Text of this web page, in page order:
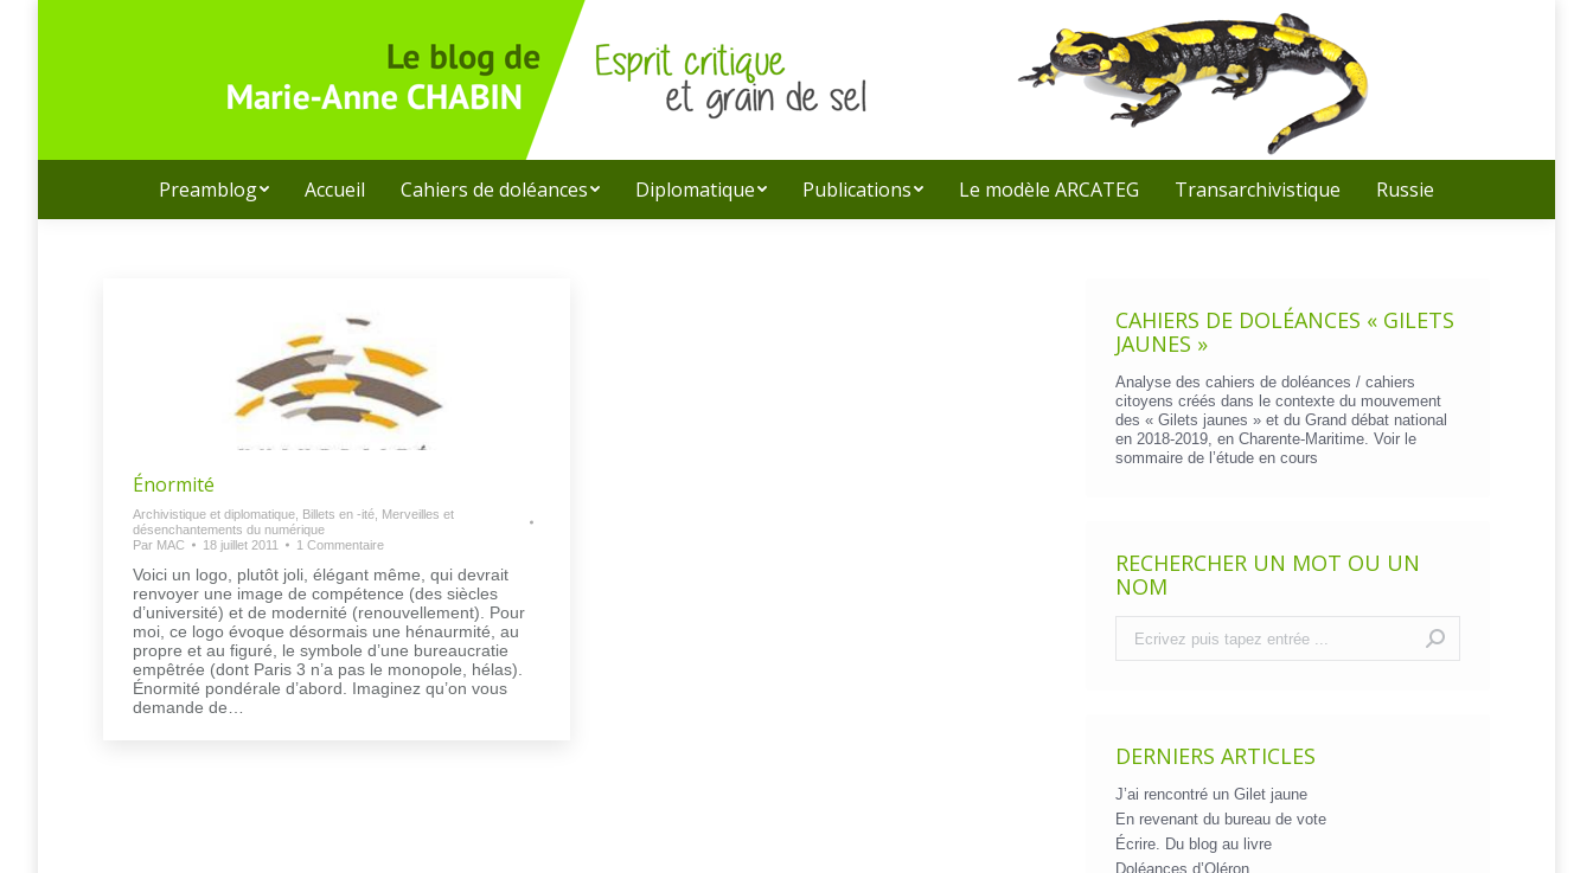
Recherche
:
Preamblog Accueil Cahiers de doléances Diplomatique Publications Le modèle ARCATEG Transarchivistique Russie
Énormité
Archivistique et diplomatique Billets en -ité Merveilles et
désenchantements du numérique
Par MAC 18 juillet 2011 1 Commentaire
Voici un logo, plutôt joli, élégant même, qui devrait
renvoyer une image de compétence (des siècles
d’université) et de modernité (renouvellement). Pour
moi, ce logo évoque désormais une hénaurmité, au
propre et au figuré, le symbole d’une bureaucratie
empêtrée (dont Paris 3 n’a pas le monopole, hélas).
Énormité pondérale d’abord. Imaginez qu’on vous
demande de…
CAHIERS DE DOLÉANCES « GILETS
JAUNES »
Analyse des cahiers de doléances / cahiers
citoyens créés dans le contexte du mouvement
des « Gilets jaunes » et du Grand débat national
en 2018-2019, en Charente-Maritime. Voir le
sommaire de l’étude en cours
RECHERCHER UN MOT OU UN
NOM
DERNIERS ARTICLES
J’ai rencontré un Gilet jaune
En revenant du bureau de vote
Écrire. Du blog au livre
Doléances d’Oléron